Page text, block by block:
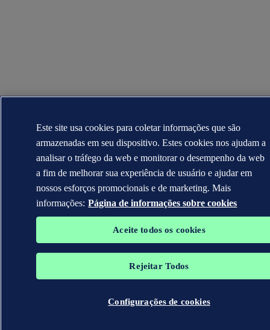
Este site usa cookies para coletar informações que são
armazenadas em seu dispositivo. Estes cookies nos ajudam a
analisar o tráfego da web e monitorar o desempenho da web
a fim de melhorar sua experiência de usuário e ajudar em
nossos esforços promocionais e de marketing. Mais
informações: Página de informações sobre cookies
Aceite todos os cookies
Rejeitar Todos
Configurações de cookies